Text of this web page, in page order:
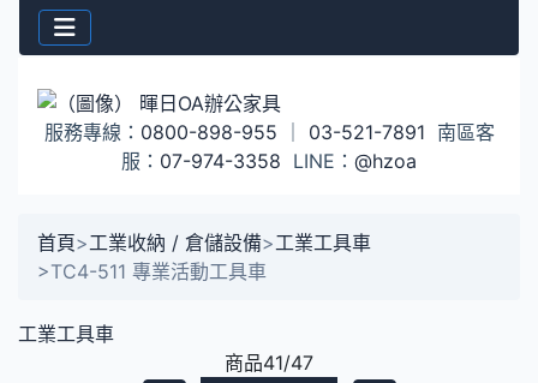
服務專線： 0800-898-955 03-521-7891 南區客
服： 07-974-3358 LINE： @hzoa
首頁>工業收納 / 倉儲設備>工業工具車
>TC4-511 專業活動工具車
工業工具車
商品41/47